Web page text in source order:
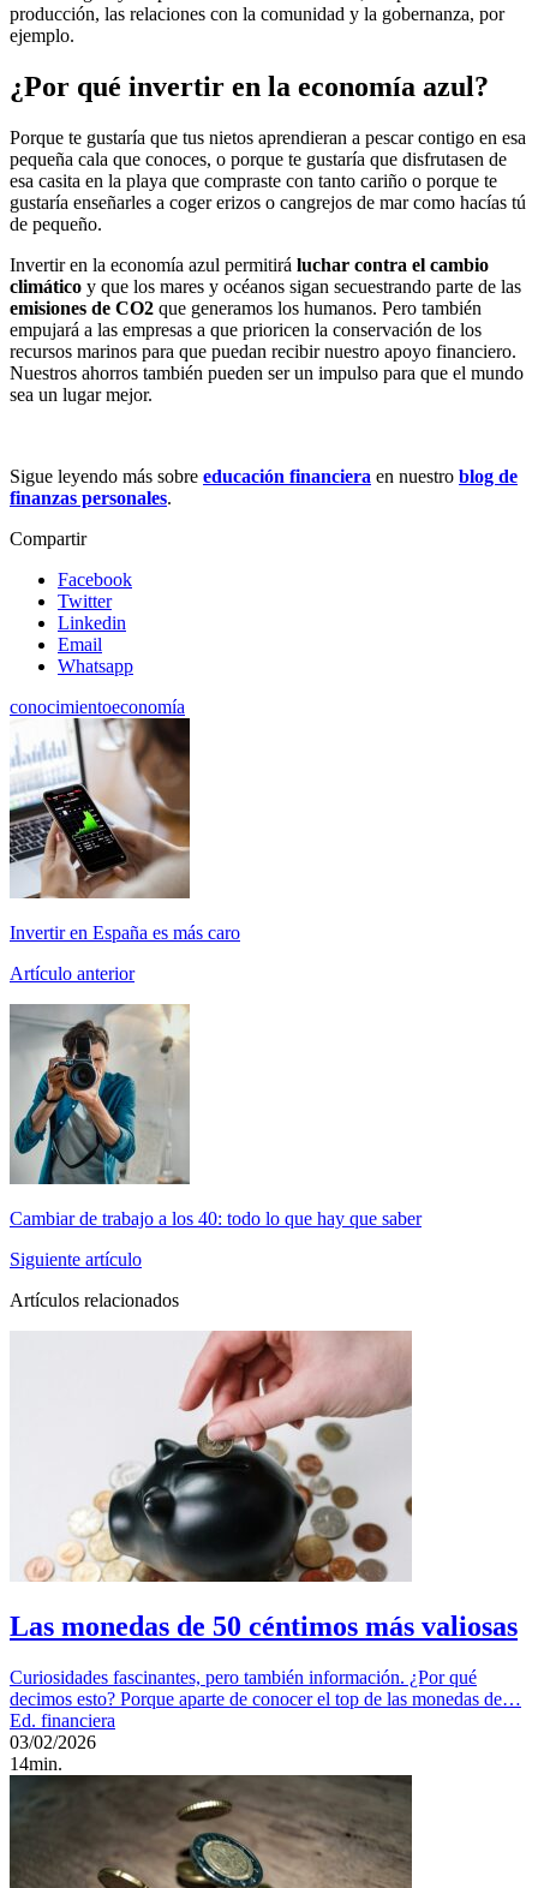
producción, las relaciones con la comunidad y la gobernanza, por
ejemplo.
¿Por qué invertir en la economía azul?
Porque te gustaría que tus nietos aprendieran a pescar contigo en esa
pequeña cala que conoces, o porque te gustaría que disfrutasen de
esa casita en la playa que compraste con tanto cariño o porque te
gustaría enseñarles a coger erizos o cangrejos de mar como hacías tú
de pequeño.
Invertir en la economía azul permitirá luchar contra el cambio
climático y que los mares y océanos sigan secuestrando parte de las
emisiones de CO2 que generamos los humanos. Pero también
empujará a las empresas a que prioricen la conservación de los
recursos marinos para que puedan recibir nuestro apoyo financiero.
Nuestros ahorros también pueden ser un impulso para que el mundo
sea un lugar mejor.
Sigue leyendo más sobre educación financiera en nuestro blog de
finanzas personales.
Compartir
Facebook
Twitter
Linkedin
Email
Whatsapp
conocimientoeconomía
Invertir en España es más caro
Artículo anterior
Cambiar de trabajo a los 40: todo lo que hay que saber
Siguiente artículo
Artículos relacionados
Las monedas de 50 céntimos más valiosas
Curiosidades fascinantes, pero también información. ¿Por qué
decimos esto? Porque aparte de conocer el top de las monedas de…
Ed. financiera
03/02/2026
14min.